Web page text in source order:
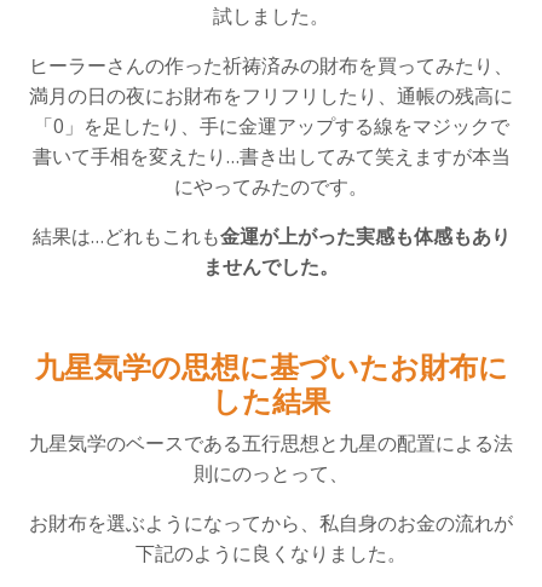
試しました。
ヒーラーさんの作った祈祷済みの財布を買ってみたり、
満月の日の夜にお財布をフリフリしたり、通帳の残高に
「0」を足したり、手に金運アップする線をマジックで
書いて手相を変えたり…書き出してみて笑えますが本当
にやってみたのです。
結果は…どれもこれも金運が上がった実感も体感もあり
ませんでした。
九星気学の思想に基づいたお財布に
した結果
九星気学のベースである五行思想と九星の配置による法
則にのっとって、
お財布を選ぶようになってから、私自身のお金の流れが
下記のように良くなりました。